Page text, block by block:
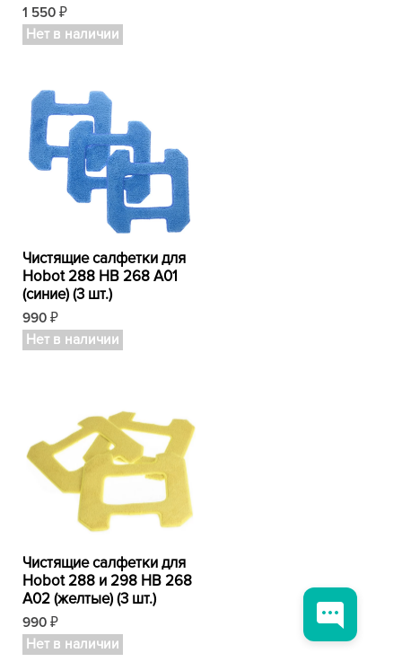
1 550 ₽
Нет в наличии
Чистящие салфетки для
Hobot 288 HB 268 A01
(синие) (3 шт.)
990 ₽
Нет в наличии
Чистящие салфетки для
Hobot 288 и 298 HB 268
A02 (желтые) (3 шт.)
990 ₽
Нет в наличии